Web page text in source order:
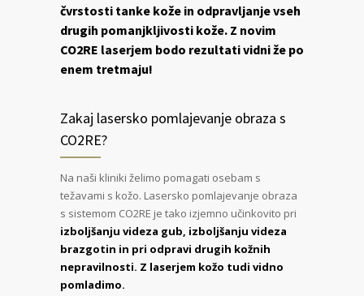
čvrstosti tanke kože in odpravljanje vseh
drugih pomanjkljivosti kože. Z novim
CO2RE laserjem bodo rezultati vidni že po
enem tretmaju!
Zakaj lasersko pomlajevanje obraza s
CO2RE?
Na naši kliniki želimo pomagati osebam s
težavami s kožo. Lasersko pomlajevanje obraza
s sistemom CO2RE je tako izjemno učinkovito pri
izboljšanju videza gub, izboljšanju videza
brazgotin in pri odpravi drugih kožnih
nepravilnosti. Z laserjem kožo tudi vidno
pomladimo.